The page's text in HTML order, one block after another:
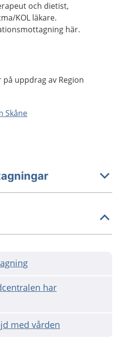
och dietist,
KOL läkare.
här.
uppdrag av Region
Skåne
har
med vården